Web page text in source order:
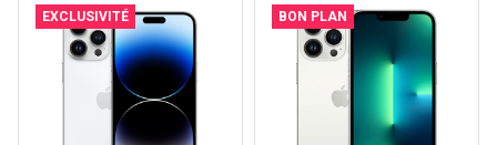
EXCLUSIVITÉ BON PLAN